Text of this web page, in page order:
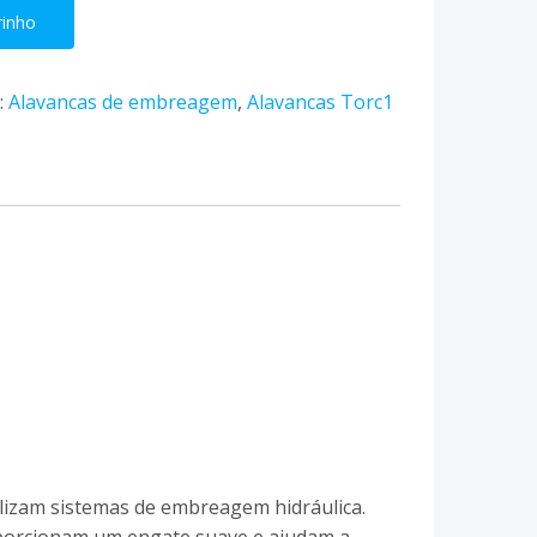
Alavancas de embreagem,Alavancas Torc1
sistemas de embreagem hidráulica.